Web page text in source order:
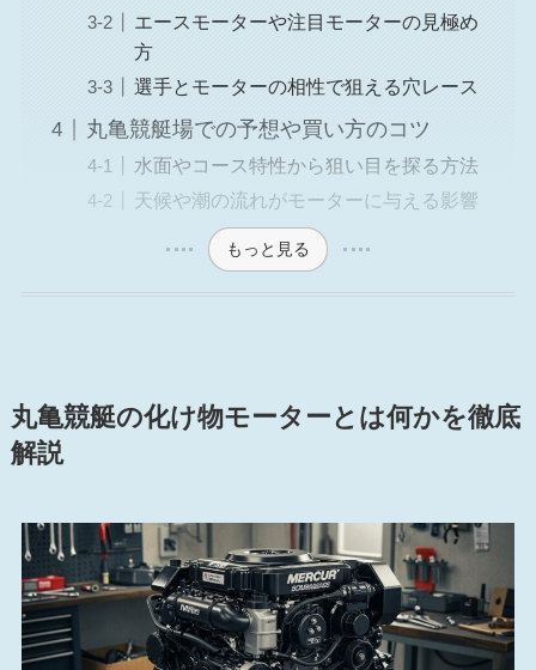
エースモーターや注目モーターの見極め
方
選手とモーターの相性で狙える穴レース
丸亀競艇場での予想や買い方のコツ
水面やコース特性から狙い目を探る方法
天候や潮の流れがモーターに与える影響
もっと見る
丸亀競艇の化け物モーターとは何かを徹底
解説